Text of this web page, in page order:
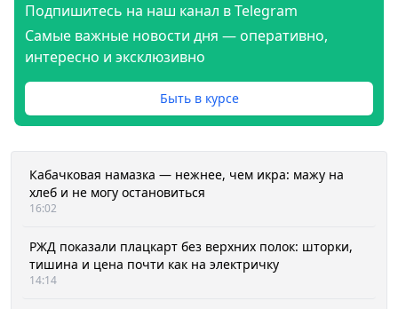
Подпишитесь на наш канал в Telegram
Самые важные новости дня — оперативно,
интересно и эксклюзивно
Быть в курсе
Кабачковая намазка — нежнее, чем икра: мажу на
хлеб и не могу остановиться
16:02
РЖД показали плацкарт без верхних полок: шторки,
тишина и цена почти как на электричку
14:14